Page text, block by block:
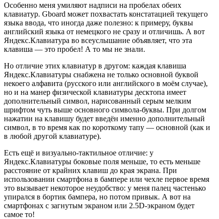
Особенно меня умиляют надписи на пробелах обеих
клавиатур. Gboard может похвастать констатацией текущего
языка ввода, что иногда даже полезно: к примеру, буквы
английский языка от немецкого не сразу и отличишь. А вот
Яндекс.Клавиатура во всеуслышание объявляет, что эта
клавиша — это пробел! А то мы не знали.
Но отличие этих клавиатур в другом: каждая клавиша
Яндекс.Клавиатуры снабжена не только основной буквой
некоего алфавита (русского или английского в моём случае),
но и на манер физической клавиатуры десктопа имеет
дополнительный символ, нарисованный серым мелким
шрифтом чуть выше основного символа-буквы. При долгом
нажатии на клавишу будет введён именно дополнительный
символ, в то время как по короткому тапу — основной (как и
в любой другой клавиатуре).
Есть ещё и визуально-тактильное отличие: у
Яндекс.Клавиатуры боковые поля меньше, то есть меньше
расстояние от крайних клавиш до края экрана. При
использовании смартфона в бампере или чехле первое время
это вызывает некоторое неудобство: у меня палец частенько
упирался в бортик бампера, но потом привык. А вот на
смартфонах с загнутым экраном или 2.5D-экраном будет
самое то!